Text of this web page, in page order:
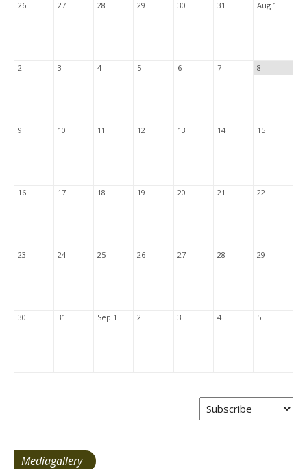
26 27 28 29 30 31 Aug 1
2 3 4 5 6 7 8
9 10 11 12 13 14 15
16 17 18 19 20 21 22
23 24 25 26 27 28 29
30 31 Sep 1 2 3 4 5
Mediagallery